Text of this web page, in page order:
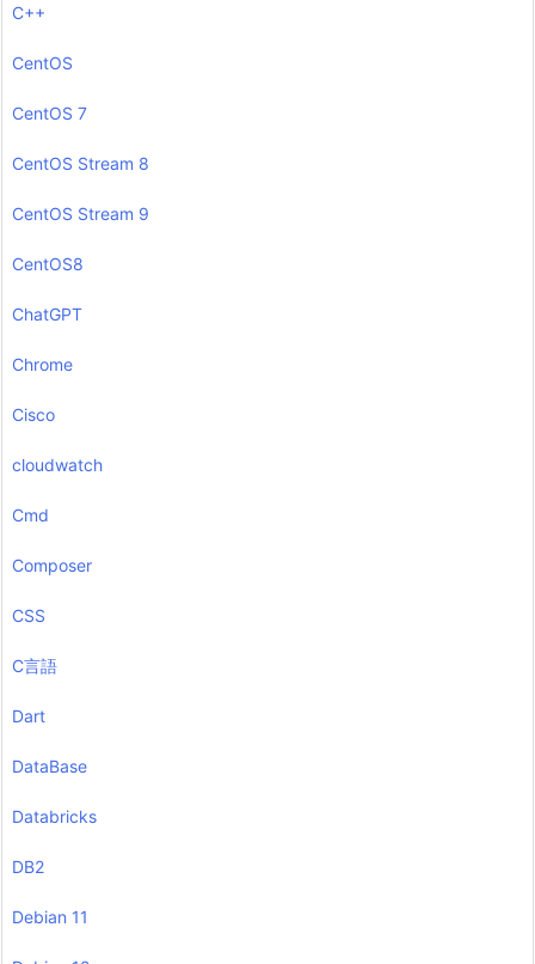
C++
CentOS
CentOS 7
CentOS Stream 8
CentOS Stream 9
CentOS8
ChatGPT
Chrome
Cisco
cloudwatch
Cmd
Composer
CSS
C言語
Dart
DataBase
Databricks
DB2
Debian 11